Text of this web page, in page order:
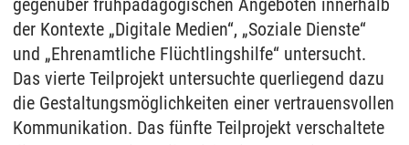
gegenüber frühpädagogischen Angeboten innerhalb
der Kontexte „Digitale Medien“, „Soziale Dienste“
und „Ehrenamtliche Flüchtlingshilfe“ untersucht.
Das vierte Teilprojekt untersuchte querliegend dazu
die Gestaltungsmöglichkeiten einer vertrauensvollen
Kommunikation. Das fünfte Teilprojekt verschaltete